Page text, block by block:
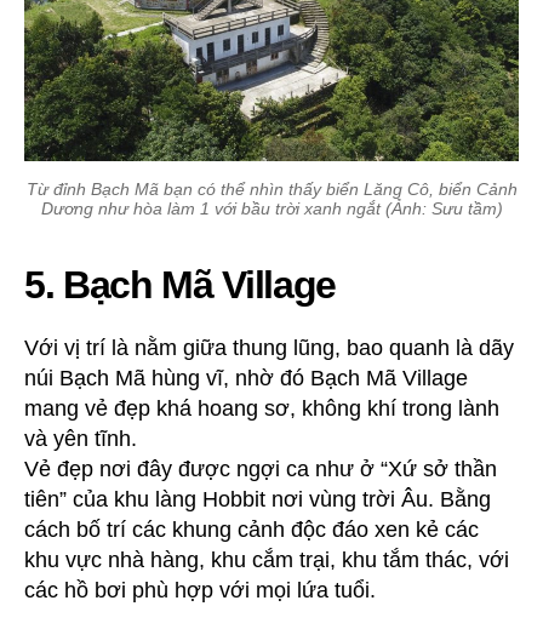
Từ đỉnh Bạch Mã bạn có thể nhìn thấy biển Lăng Cô, biển Cảnh
Dương như hòa làm 1 với bầu trời xanh ngắt (Ảnh: Sưu tầm)
5. Bạch Mã Village
Với vị trí là nằm giữa thung lũng, bao quanh là dãy
núi Bạch Mã hùng vĩ, nhờ đó Bạch Mã Village
mang vẻ đẹp khá hoang sơ, không khí trong lành
và yên tĩnh.
Vẻ đẹp nơi đây được ngợi ca như ở “Xứ sở thần
tiên” của khu làng Hobbit nơi vùng trời Âu. Bằng
cách bố trí các khung cảnh độc đáo xen kẻ các
khu vực nhà hàng, khu cắm trại, khu tắm thác, với
các hồ bơi phù hợp với mọi lứa tuổi.